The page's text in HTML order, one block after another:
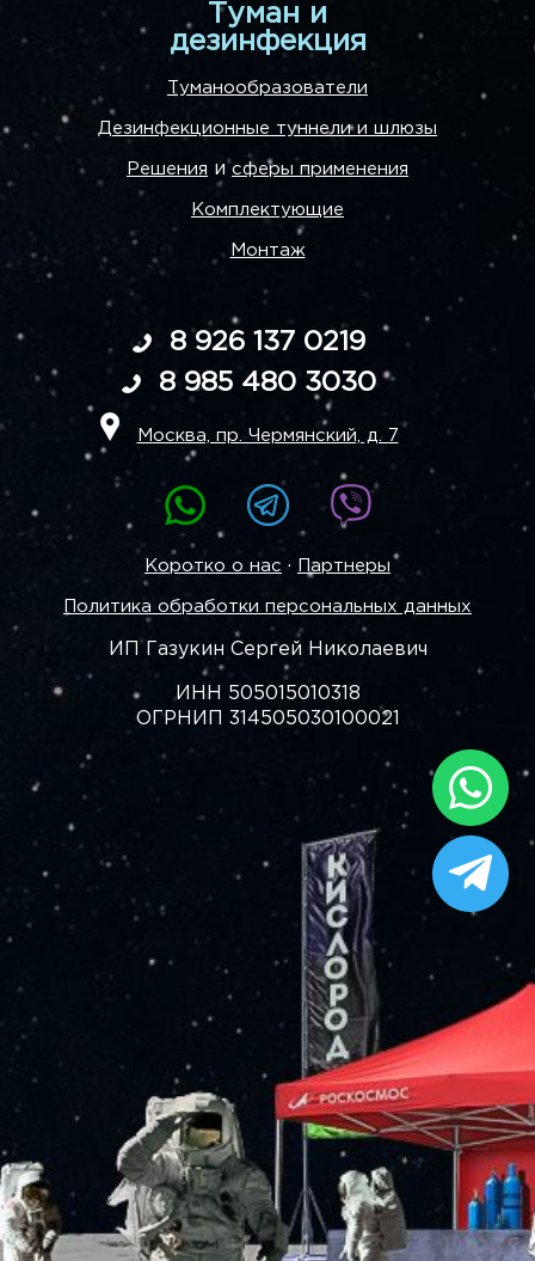
Туман и
дезинфекция
Туманообразователи
Дезинфекционные туннели и шлюзы
Решения исферы применения
Комплектующие
Монтаж
8 926 137 0219
8 985 480 3030
Москва, пр. Чермянский, д. 7
Коротко о нас · Партнеры
Политика обработки персональных данных
ИП Газукин Сергей Николаевич
ИНН 505015010318
ОГРНИП 314505030100021